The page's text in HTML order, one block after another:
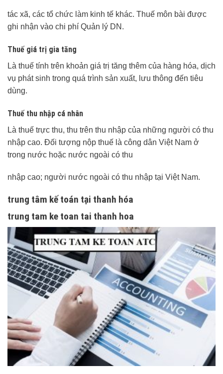
tác xã, các tổ chức làm kinh tế khác. Thuế môn bài được
ghi nhận vào chi phí Quản lý DN.
Thuế giá trị gia tăng
Là thuế tính trên khoản giá trị tăng thêm của hàng hóa, dịch
vụ phát sinh trong quá trình sản xuất, lưu thông đến tiêu
dùng.
Thuế thu nhập cá nhân
Là thuế trực thu, thu trên thu nhập của những người có thu
nhập cao. Đối tượng nộp thuế là công dân Việt Nam ở
trong nước hoặc nước ngoài có thu
nhập cao; người nước ngoài có thu nhập tại Việt Nam.
trung tâm kế toán tại thanh hóa
trung tam ke toan tai thanh hoa